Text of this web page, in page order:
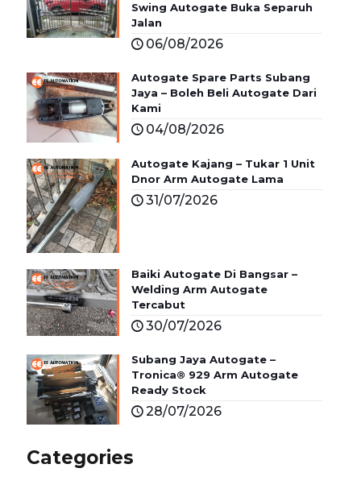
Swing Autogate Buka Separuh
Jalan
06/08/2026
Autogate Spare Parts Subang
Jaya – Boleh Beli Autogate Dari
Kami
04/08/2026
Autogate Kajang – Tukar 1 Unit
Dnor Arm Autogate Lama
31/07/2026
Baiki Autogate Di Bangsar –
Welding Arm Autogate
Tercabut
30/07/2026
Subang Jaya Autogate –
Tronica® 929 Arm Autogate
Ready Stock
28/07/2026
Categories